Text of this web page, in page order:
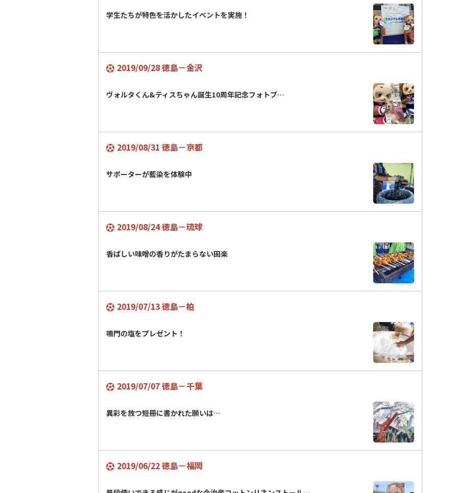
学生たちが特色を活かしたイベントを実施！
2019/09/28 徳島－金沢
ヴォルタくん&ティスちゃん誕生10周年記念フォトブ…
2019/08/31 徳島－京都
サポーターが藍染を体験中
2019/08/24 徳島－琉球
香ばしい味噌の香りがたまらない田楽
2019/07/13 徳島－柏
鳴門の塩をプレゼント！
2019/07/07 徳島－千葉
異彩を放つ短冊に書かれた願いは…
2019/06/22 徳島－福岡